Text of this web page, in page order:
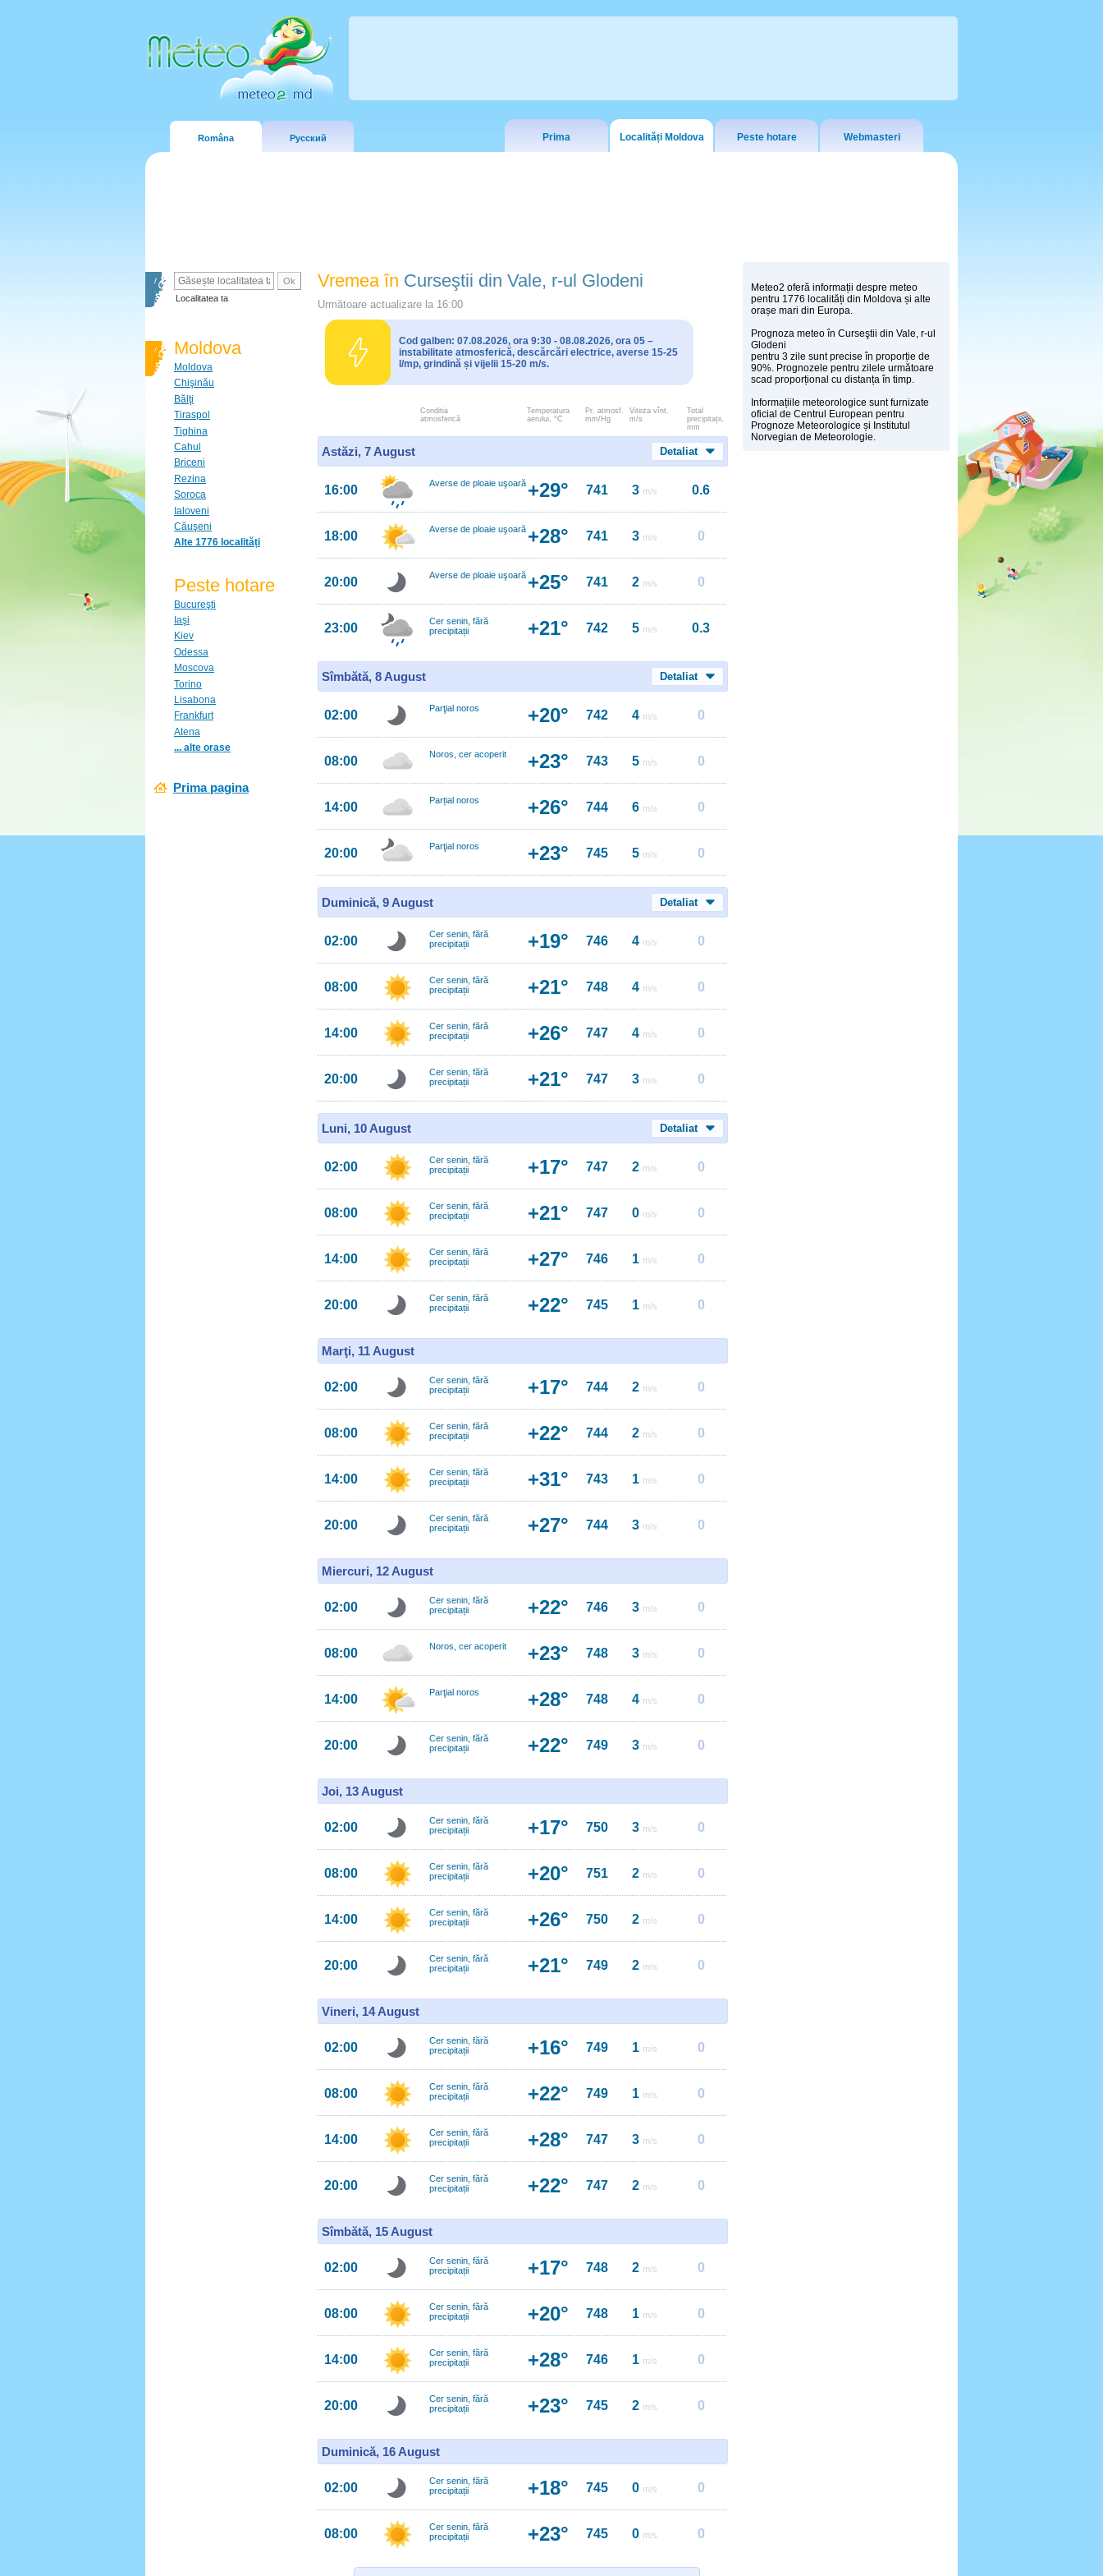
Româna Русский Prima Localități Moldova Peste hotare Webmasteri
Localitatea ta
Moldova
Moldova
Chişinău
Bălţi
Tiraspol
Tighina
Cahul
Briceni
Rezina
Soroca
Ialoveni
Căuşeni
Alte 1776 localități
Peste hotare
Bucureşti
Iaşi
Kiev
Odessa
Moscova
Torino
Lisabona
Frankfurt
Atena
... alte orașe
Prima pagina
Vremea în Curseştii din Vale, r-ul Glodeni
Următoare actualizare la 16:00
Cod galben: 07.08.2026, ora 9:30 - 08.08.2026, ora 05 –
instabilitate atmosferică, descărcări electrice, averse 15-25
l/mp, grindină și vijelii 15-20 m/s.
Conditia
atmosferică
Temperatura
aerului, °C
Pr. atmosf.
mm/Hg
Viteza vînt.
m/s
Total
precipitații,
mm
Astăzi, 7 August Detaliat
16:00 Averse de ploaie uşoară +29° 741 3 m/s 0.6
18:00 Averse de ploaie uşoară +28° 741 3 m/s 0
20:00 Averse de ploaie uşoară +25° 741 2 m/s 0
23:00
Cer senin, fără
precipitații
+21° 742 5 m/s 0.3
Sîmbătă, 8 August Detaliat
02:00 Parţial noros +20° 742 4 m/s 0
08:00 Noros, cer acoperit +23° 743 5 m/s 0
14:00 Parțial noros +26° 744 6 m/s 0
20:00 Parţial noros +23° 745 5 m/s 0
Duminică, 9 August Detaliat
02:00
Cer senin, fără
precipitații
+19° 746 4 m/s 0
08:00
Cer senin, fără
precipitații
+21° 748 4 m/s 0
14:00
Cer senin, fără
precipitații
+26° 747 4 m/s 0
20:00
Cer senin, fără
precipitații
+21° 747 3 m/s 0
Luni, 10 August Detaliat
02:00
Cer senin, fără
precipitații
+17° 747 2 m/s 0
08:00
Cer senin, fără
precipitații
+21° 747 0 m/s 0
14:00
Cer senin, fără
precipitații
+27° 746 1 m/s 0
20:00
Cer senin, fără
precipitații
+22° 745 1 m/s 0
Marţi, 11 August
02:00
Cer senin, fără
precipitații
+17° 744 2 m/s 0
08:00
Cer senin, fără
precipitații
+22° 744 2 m/s 0
14:00
Cer senin, fără
precipitații
+31° 743 1 m/s 0
20:00
Cer senin, fără
precipitații
+27° 744 3 m/s 0
Miercuri, 12 August
02:00
Cer senin, fără
precipitații
+22° 746 3 m/s 0
08:00 Noros, cer acoperit +23° 748 3 m/s 0
14:00 Parţial noros +28° 748 4 m/s 0
20:00
Cer senin, fără
precipitații
+22° 749 3 m/s 0
Joi, 13 August
02:00
Cer senin, fără
precipitații
+17° 750 3 m/s 0
08:00
Cer senin, fără
precipitații
+20° 751 2 m/s 0
14:00
Cer senin, fără
precipitații
+26° 750 2 m/s 0
20:00
Cer senin, fără
precipitații
+21° 749 2 m/s 0
Vineri, 14 August
02:00
Cer senin, fără
precipitații
+16° 749 1 m/s 0
08:00
Cer senin, fără
precipitații
+22° 749 1 m/s 0
14:00
Cer senin, fără
precipitații
+28° 747 3 m/s 0
20:00
Cer senin, fără
precipitații
+22° 747 2 m/s 0
Sîmbătă, 15 August
02:00
Cer senin, fără
precipitații
+17° 748 2 m/s 0
08:00
Cer senin, fără
precipitații
+20° 748 1 m/s 0
14:00
Cer senin, fără
precipitații
+28° 746 1 m/s 0
20:00
Cer senin, fără
precipitații
+23° 745 2 m/s 0
Duminică, 16 August
02:00
Cer senin, fără
precipitații
+18° 745 0 m/s 0
08:00
Cer senin, fără
precipitații
+23° 745 0 m/s 0
Meteo2 oferă informații despre meteo
pentru 1776 localități din Moldova și alte
orașe mari din Europa.
Prognoza meteo în Curseştii din Vale, r-ul
Glodeni
pentru 3 zile sunt precise în proporție de
90%. Prognozele pentru zilele următoare
scad proporțional cu distanța în timp.
Informațiile meteorologice sunt furnizate
oficial de Centrul European pentru
Prognoze Meteorologice și Institutul
Norvegian de Meteorologie.